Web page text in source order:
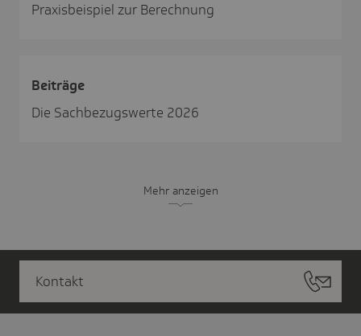
Praxisbeispiel zur Berechnung
Beiträge
Die Sachbezugswerte 2026
Mehr anzeigen
Kontakt